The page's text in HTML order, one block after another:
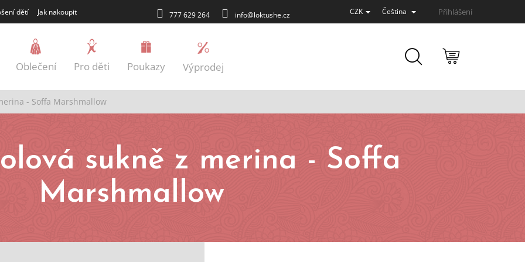
777 629 264 info@loktushe.cz
dětí Jak nakoupit CZK Čeština Přihlášení
Oblečení Pro děti Poukazy Výprodej
Blog- Soffa Marshmallow
sukně z merina - Soffa
Marshmallow